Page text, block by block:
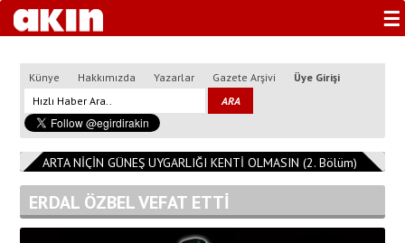
☰
Künye Hakkımızda Yazarlar Gazete Arşivi Üye Girişi
ISPARTA NİÇİN GÜNEŞ UYGARLIĞI KENTİ OLMASIN (2. Bölüm)
ERDAL ÖZBEL VEFAT ETTİ